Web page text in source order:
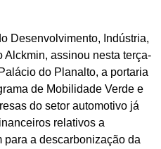
Desenvolvimento, Indústria,
assinou nesta terça-
do Planalto, a portaria
de Mobilidade Verde e
do setor automotivo já
relativos a
para a descarbonização da